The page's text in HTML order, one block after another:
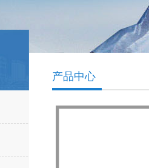
产品中心